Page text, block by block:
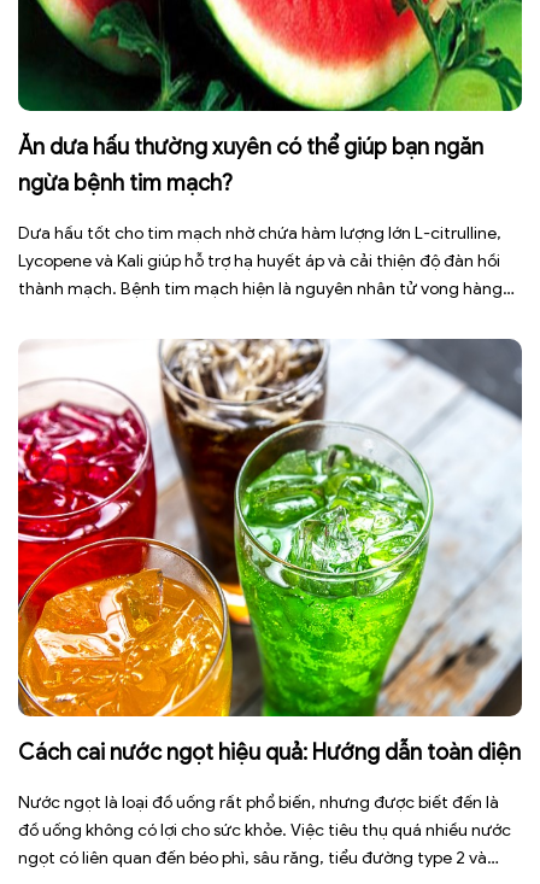
Ăn dưa hấu thường xuyên có thể giúp bạn ngăn
ngừa bệnh tim mạch?
Dưa hấu tốt cho tim mạch nhờ chứa hàm lượng lớn L-citrulline,
Lycopene và Kali giúp hỗ trợ hạ huyết áp và cải thiện độ đàn hồi
thành mạch. Bệnh tim mạch hiện là nguyên nhân tử vong hàng
ngày có thể […]
Cách cai nước ngọt hiệu quả: Hướng dẫn toàn diện
Nước ngọt là loại đồ uống rất phổ biến, nhưng được biết đến là
đồ uống không có lợi cho sức khỏe. Việc tiêu thụ quá nhiều nước
ngọt có liên quan đến béo phì, sâu răng, tiểu đường type 2 và